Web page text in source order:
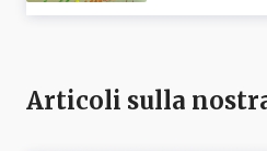
Articoli sulla